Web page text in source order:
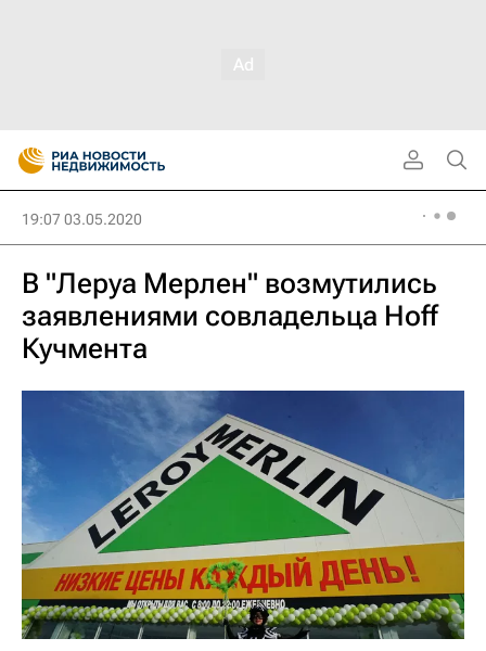
19:07 03.05.2020
В "Леруа Мерлен" возмутились
заявлениями совладельца Hoff
Кучмента